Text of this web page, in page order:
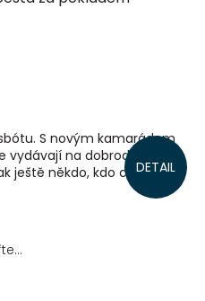
DETAIL
S novým kamarádem
na dobrodružnou
ještě někdo, kdo chce